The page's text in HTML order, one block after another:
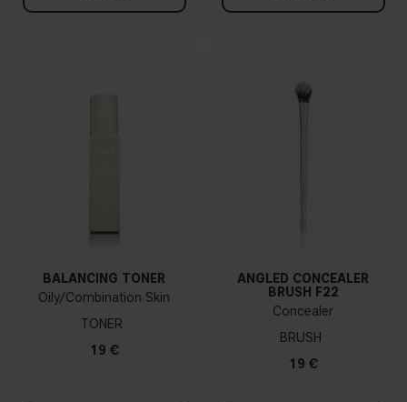
BALANCING TONER
Oily/Combination Skin
TONER
19 €
ANGLED CONCEALER
BRUSH F22
Concealer
BRUSH
19 €